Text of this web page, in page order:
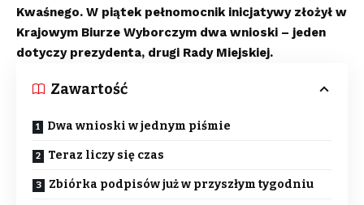
Kwaśnego. W piątek pełnomocnik inicjatywy złożył w
Krajowym Biurze Wyborczym dwa wnioski – jeden
dotyczy prezydenta, drugi Rady Miejskiej.
Zawartość
Dwa wnioski w jednym piśmie
Teraz liczy się czas
Zbiórka podpisów już w przyszłym tygodniu